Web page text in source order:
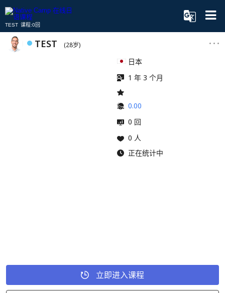
TEST 课程:0回
TEST (28岁)
日本
1 年 3 个月
0.00
0 回
0 人
正在统计中
立即进入课程